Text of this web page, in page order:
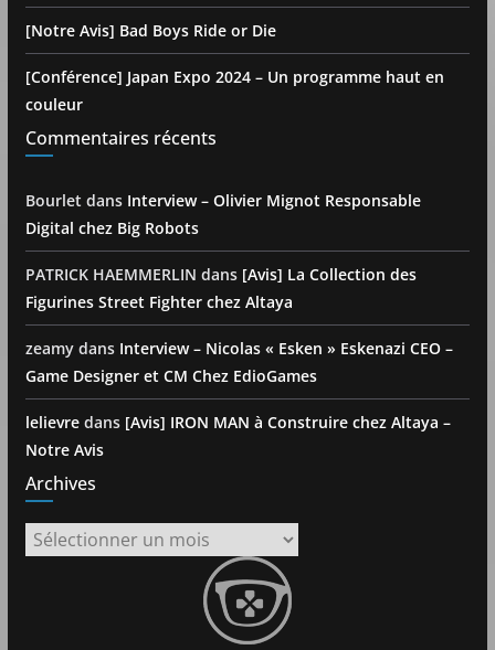
[Notre Avis] Bad Boys Ride or Die
[Conférence] Japan Expo 2024 – Un programme haut en
couleur
Commentaires récents
Bourlet dans Interview – Olivier Mignot Responsable
Digital chez Big Robots
PATRICK HAEMMERLIN dans [Avis] La Collection des
Figurines Street Fighter chez Altaya
zeamydans Interview – Nicolas « Esken » Eskenazi CEO –
Game Designer et CM Chez EdioGames
lelievredans [Avis] IRON MAN à Construire chez Altaya –
Notre Avis
Archives
Archives